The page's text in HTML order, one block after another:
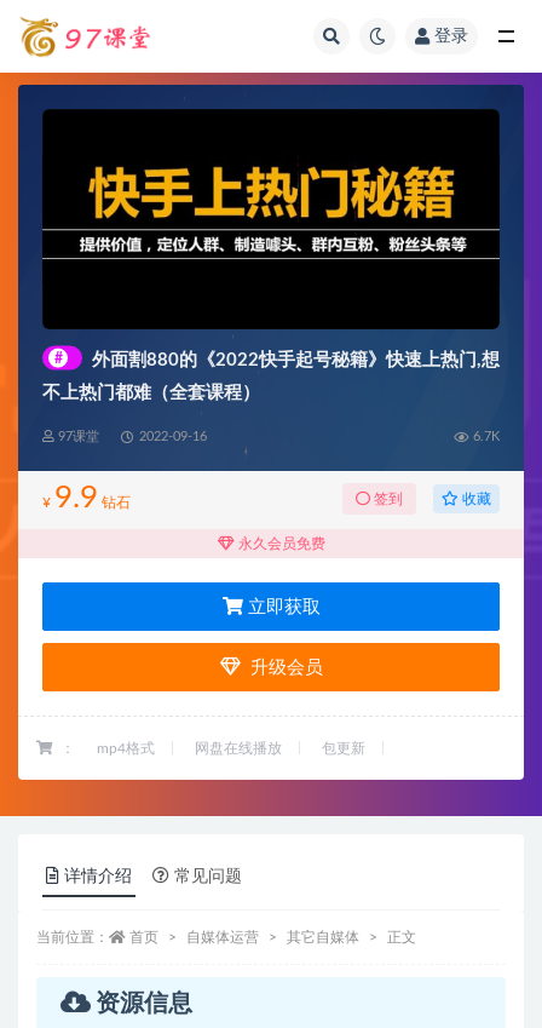
登录
#
外面割880的《2022快手起号秘籍》快速上热门,想
不上热门都难（全套课程）
97课堂 2022-09-16 6.7K
¥ 9.9 钻石 签到 收藏
永久会员免费
立即获取
升级会员
： mp4格式 网盘在线播放 包更新
详情介绍 常见问题
当前位置： 首页 自媒体运营 其它自媒体 正文
资源信息